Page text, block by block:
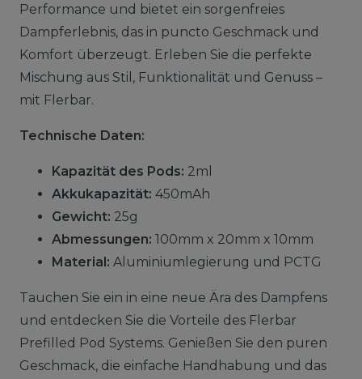
Performance und bietet ein sorgenfreies
Dampferlebnis, das in puncto Geschmack und
Komfort überzeugt. Erleben Sie die perfekte
Mischung aus Stil, Funktionalität und Genuss –
mit Flerbar.
Technische Daten:
Kapazität des Pods: 2ml
Akkukapazität: 450mAh
Gewicht: 25g
Abmessungen: 100mm x 20mm x 10mm
Material: Aluminiumlegierung und PCTG
Tauchen Sie ein in eine neue Ära des Dampfens
und entdecken Sie die Vorteile des Flerbar
Prefilled Pod Systems. Genießen Sie den puren
Geschmack, die einfache Handhabung und das